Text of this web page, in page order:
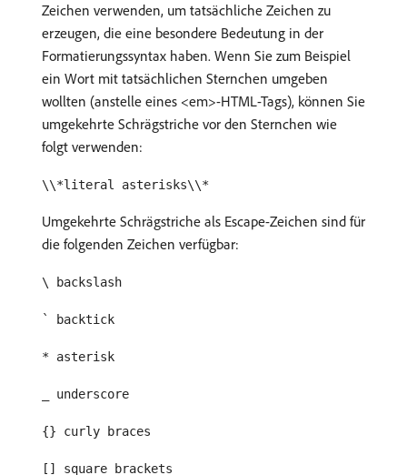
Zeichen verwenden, um tatsächliche Zeichen zu
erzeugen, die eine besondere Bedeutung in der
Formatierungssyntax haben. Wenn Sie zum Beispiel
ein Wort mit tatsächlichen Sternchen umgeben
wollten (anstelle eines <em>-HTML-Tags), können Sie
umgekehrte Schrägstriche vor den Sternchen wie
folgt verwenden:
\\*literal asterisks\\*
Umgekehrte Schrägstriche als Escape-Zeichen sind für
die folgenden Zeichen verfügbar:
\ backslash
` backtick
* asterisk
_ underscore
{} curly braces
[] square brackets